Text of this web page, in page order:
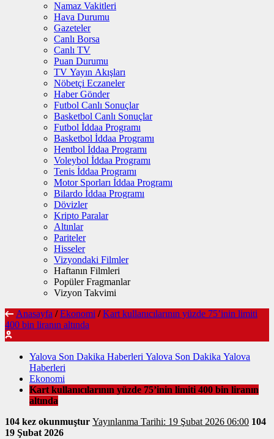
Namaz Vakitleri
Hava Durumu
Gazeteler
Canlı Borsa
Canlı TV
Puan Durumu
TV Yayın Akışları
Nöbetçi Eczaneler
Haber Gönder
Futbol Canlı Sonuçlar
Basketbol Canlı Sonuçlar
Futbol İddaa Programı
Basketbol İddaa Programı
Hentbol İddaa Programı
Voleybol İddaa Programı
Tenis İddaa Programı
Motor Sporları İddaa Programı
Bilardo İddaa Programı
Dövizler
Kripto Paralar
Altınlar
Pariteler
Hisseler
Vizyondaki Filmler
Haftanın Filmleri
Popüler Fragmanlar
Vizyon Takvimi
Anasayfa / Ekonomi / Kart kullanıcılarının yüzde 75’inin limiti
400 bin liranın altında
Yalova Son Dakika Haberleri Yalova Son Dakika Yalova
Haberleri
Ekonomi
Kart kullanıcılarının yüzde 75’inin limiti 400 bin liranın
altında
104 kez okunmuştur
Yayınlanma Tarihi: 19 Şubat 2026 06:00 104
19 Şubat 2026